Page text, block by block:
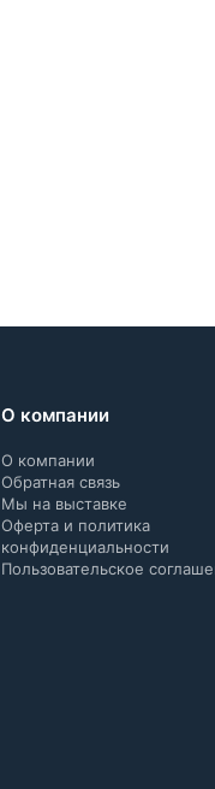
О компании
О компании
Обратная связь
Мы на выставке
Оферта и политика
конфиденциальности
Пользовательское